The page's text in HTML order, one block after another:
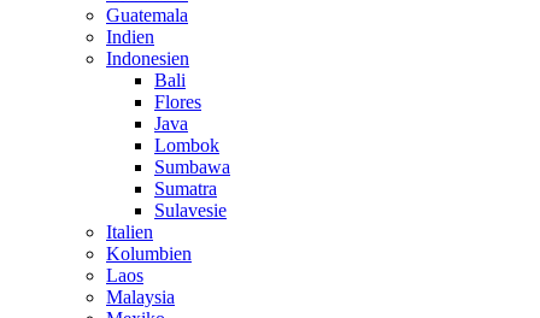
Guatemala
Indien
Indonesien
Bali
Flores
Java
Lombok
Sumbawa
Sumatra
Sulavesie
Italien
Kolumbien
Laos
Malaysia